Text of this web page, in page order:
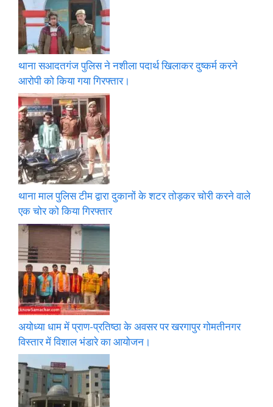
थाना सआदतगंज पुलिस ने नशीला पदार्थ खिलाकर दुष्कर्म करने
आरोपी को किया गया गिरफ्तार।
थाना माल पुलिस टीम द्वारा दुकानों के शटर तोड़कर चोरी करने वाले
एक चोर को किया गिरफ्तार
अयोध्या धाम में प्राण-प्रतिष्ठा के अवसर पर खरगापुर गोमतीनगर
विस्तार में विशाल भंडारे का आयोजन।